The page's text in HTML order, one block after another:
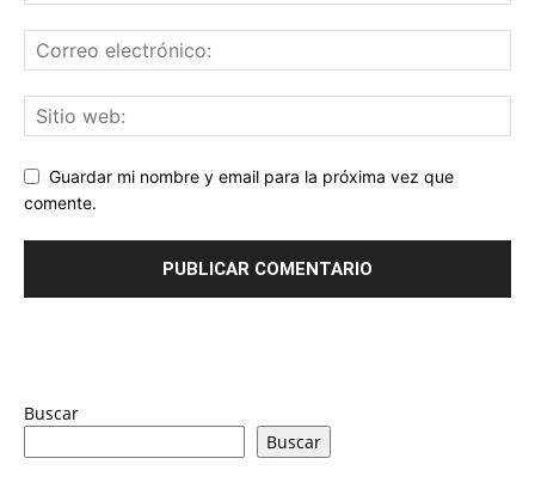
Guardar mi nombre y email para la próxima vez que
comente.
Buscar
Buscar